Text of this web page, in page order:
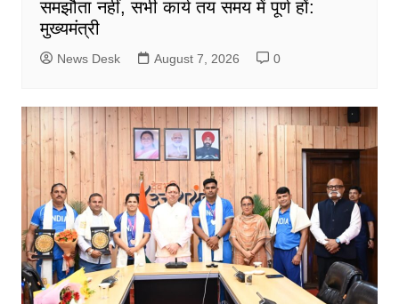
समझौता नहीं, सभी कार्य तय समय में पूर्ण हों:
मुख्यमंत्री
News Desk August 7, 2026 0